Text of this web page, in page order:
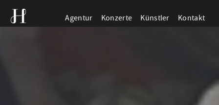
Agentur Konzerte Künstler Kontakt